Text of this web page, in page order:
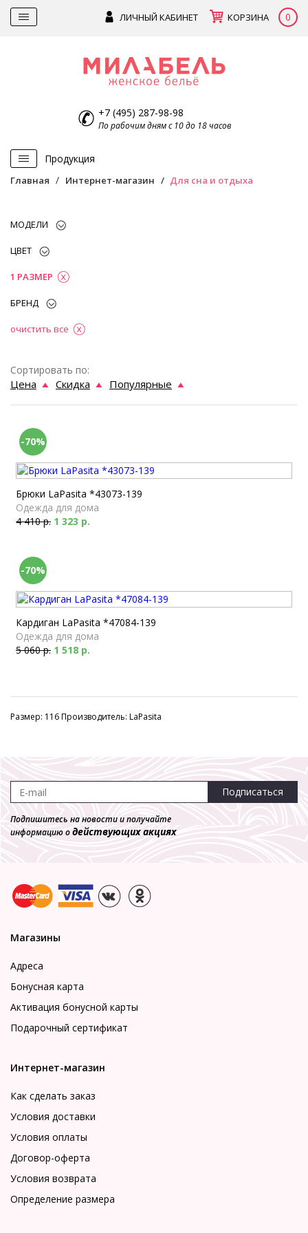
ЛИЧНЫЙ КАБИНЕТ КОРЗИНА 0
+7 (495) 287-98-98
По рабочим дням с 10 до 18 часов
Продукция
Главная Интернет-магазин Для сна и отдыха
МОДЕЛИ
ЦВЕТ
1 РАЗМЕР
БРЕНД
очистить все
Сортировать по:
Цена Скидка Популярные
-70%
Брюки LaPasita *43073-139
Одежда для дома
4 410 р. 1 323 р.
-70%
Кардиган LaPasita *47084-139
Одежда для дома
5 060 р. 1 518 р.
Размер: 116 Производитель: LaPasita
Подписаться
Подпишитесь на новости и получайте
информацию одействующих акциях
Магазины
Адреса
Бонусная карта
Активация бонусной карты
Подарочный сертификат
Интернет-магазин
Как сделать заказ
Условия доставки
Условия оплаты
Договор-оферта
Условия возврата
Определение размера